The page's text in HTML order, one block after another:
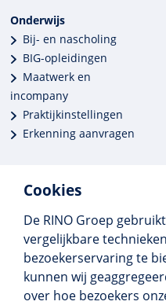
Cookies
De RINO Groep
vergelijkbare
bezoekerservaring te
kunnen wij
over hoe bezoekers
Onderwijs
Bij- en nascholing
BIG-opleidingen
Maatwerk en
incompany
Praktijkinstellingen
Erkenning aanvragen
Meer
Alle BIG-
Cedeo-erkend